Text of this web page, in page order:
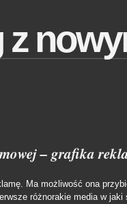
z
– grafika
Ma możliwość ona
różnorakie media w jaki